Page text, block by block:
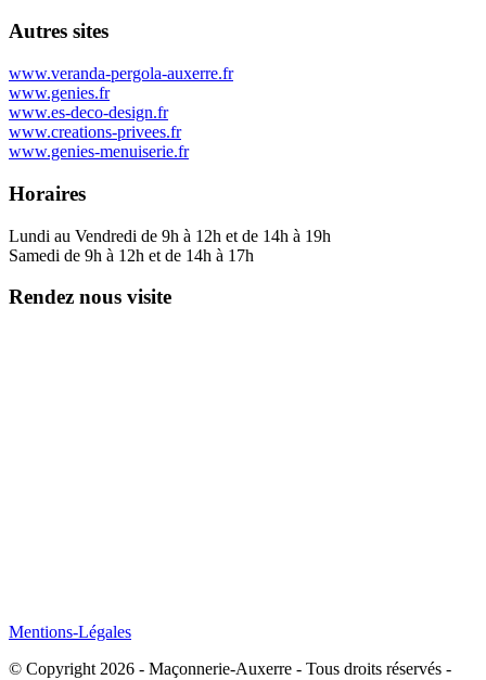
Autres sites
www.veranda-pergola-auxerre.fr
www.genies.fr
www.es-deco-design.fr
www.creations-privees.fr
www.genies-menuiserie.fr
Horaires
Lundi au Vendredi de 9h à 12h et de 14h à 19h
Samedi de 9h à 12h et de 14h à 17h
Rendez nous visite
Mentions-Légales
© Copyright 2026 - Maçonnerie-Auxerre - Tous droits réservés -